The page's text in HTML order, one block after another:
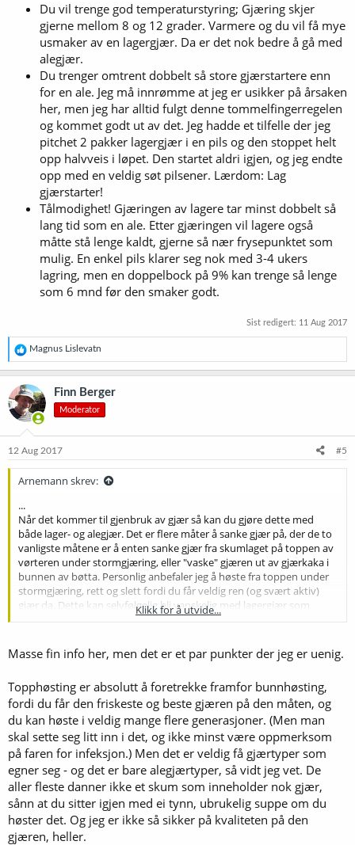
Du vil trenge god temperaturstyring; Gjæring skjer
gjerne mellom 8 og 12 grader. Varmere og du vil få mye
usmaker av en lagergjær. Da er det nok bedre å gå med
alegjær.
Du trenger omtrent dobbelt så store gjærstartere enn
for en ale. Jeg må innrømme at jeg er usikker på årsaken
her, men jeg har alltid fulgt denne tommelfingerregelen
og kommet godt ut av det. Jeg hadde et tilfelle der jeg
pitchet 2 pakker lagergjær i en pils og den stoppet helt
opp halvveis i løpet. Den startet aldri igjen, og jeg endte
opp med en veldig søt pilsener. Lærdom: Lag
gjærstarter!
Tålmodighet! Gjæringen av lagere tar minst dobbelt så
lang tid som en ale. Etter gjæringen vil lagere også
måtte stå lenge kaldt, gjerne så nær frysepunktet som
mulig. En enkel pils klarer seg nok med 3-4 ukers
lagring, men en doppelbock på 9% kan trenge så lenge
som 6 mnd før den smaker godt.
Sist redigert: 11 Aug 2017
R
e
a
k
s
j
o
e
Magnus Lislevatn
Finn Berger
Moderator
12 Aug 2017 #5
Arnemann skrev:
...
Når det kommer til gjenbruk av gjær så kan du gjøre dette med
både lager- og alegjær. Det er flere måter å sanke gjær på, der de to
vanligste måtene er å enten sanke gjær fra skumlaget på toppen av
vørteren under stormgjæring, eller "vaske" gjæren ut av gjærkaka i
bunnen av bøtta. Personlig anbefaler jeg å høste fra toppen under
stormgjæring, rett og slett fordi du får veldig ren (og svært aktiv)
gjær da. Dette kan selvfølgelig bli vanskelig med lagergjær som
kanskje ikke legger så mye i toppen, så da kan du bli nødt til å vaske
humlerester, protein osv.
Detaller enkleste er nok å rett og slett lage ekstra store startere før
...
Når det kommer til forskjeller mellom lager- og alegjær, så er det
nok som du nevner; Temperaturtoleranse er den største forskjellen.
Lagergjær brukes gjerne fordi de gir en ren og klar smaksprofil som
du rett og slett ikke klarer å replikere med ale-gjær, selv om du kan
komme veldig nær.
...
Klikk for å utvide...
Masse fin info her, men det er et par punkter der jeg er uenig.
Topphøsting er absolutt å foretrekke framfor bunnhøsting,
fordi du får den friskeste og beste gjæren på den måten, og
du kan høste i veldig mange flere generasjoner. (Men man
skal sette seg litt inn i det, og ikke minst være oppmerksom
på faren for infeksjon.) Men det er veldig få gjærtyper som
egner seg - og det er bare alegjærtyper, så vidt jeg vet. De
aller fleste danner ikke et skum som inneholder nok gjær,
sånn at du sitter igjen med ei tynn, ubrukelig suppe om du
høster det. Og jeg er ikke så sikker på kvaliteten på den
gjæren, heller.